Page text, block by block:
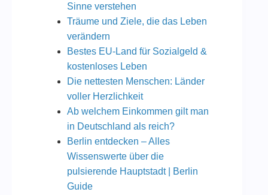
Sinne verstehen
Träume und Ziele, die das Leben
verändern
Bestes EU-Land für Sozialgeld &
kostenloses Leben
Die nettesten Menschen: Länder
voller Herzlichkeit
Ab welchem Einkommen gilt man
in Deutschland als reich?
Berlin entdecken – Alles
Wissenswerte über die
pulsierende Hauptstadt | Berlin
Guide